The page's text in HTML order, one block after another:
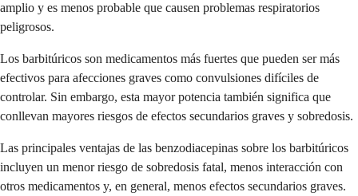
amplio y es menos probable que causen problemas respiratorios
peligrosos.
Los barbitúricos son medicamentos más fuertes que pueden ser más
efectivos para afecciones graves como convulsiones difíciles de
controlar. Sin embargo, esta mayor potencia también significa que
conllevan mayores riesgos de efectos secundarios graves y sobredosis.
Las principales ventajas de las benzodiacepinas sobre los barbitúricos
incluyen un menor riesgo de sobredosis fatal, menos interacción con
otros medicamentos y, en general, menos efectos secundarios graves.